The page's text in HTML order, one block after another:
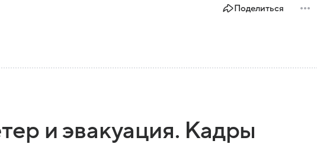
Поделиться
и эвакуация. Кадры